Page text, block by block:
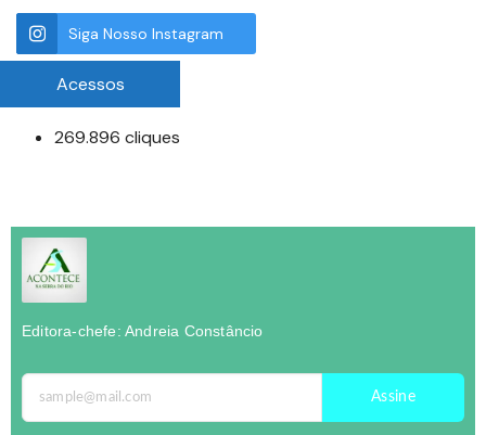
Siga Nosso Instagram
Acessos
269.896 cliques
Editora-chefe: Andreia Constâncio
Assine